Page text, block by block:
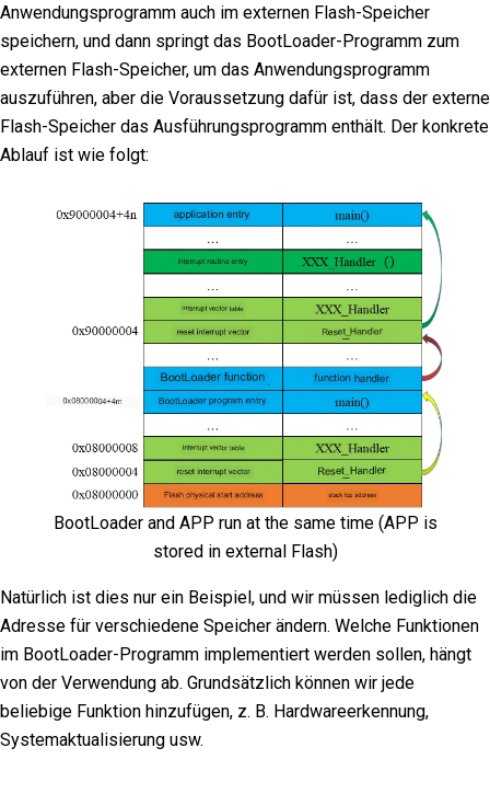
Anwendungsprogramm auch im externen Flash-Speicher
speichern, und dann springt das BootLoader-Programm zum
externen Flash-Speicher, um das Anwendungsprogramm
auszuführen, aber die Voraussetzung dafür ist, dass der externe
Flash-Speicher das Ausführungsprogramm enthält. Der konkrete
Ablauf ist wie folgt:
BootLoader and APP run at the same time (APP is
stored in external Flash)
Natürlich ist dies nur ein Beispiel, und wir müssen lediglich die
Adresse für verschiedene Speicher ändern. Welche Funktionen
im BootLoader-Programm implementiert werden sollen, hängt
von der Verwendung ab. Grundsätzlich können wir jede
beliebige Funktion hinzufügen, z. B. Hardwareerkennung,
Systemaktualisierung usw.